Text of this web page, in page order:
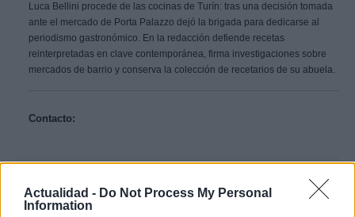
Actualidad - Do Not Process My Personal
Information
Luca Bellini procede de las cocinas de Turín: tras una decisión tomada
ante el mercado de Porta Palazzo dejó la brigada para dedicarse al
periodismo gastronómico. En la redacción defiende recetas
reinterpretadas en clave contemporánea, firma investigaciones sobre
mercados de barrio y conserva la colección de recetarios de su abuela.
Contacto:
ARTÍCULO SIGUIENTE